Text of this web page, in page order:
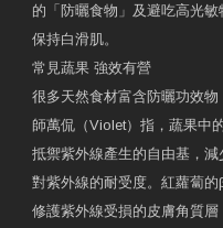
的「防曬食物」及避吃高光
保持白滑肌。
常見蔬果 強效有營
很多天然食材富含防曬功效
師萬侃（Violet）指，蔬果中
抵禦紫外線產生的自由基，
對紫外線的耐受度。紅蘿蔔
修護紫外線受損的皮膚角質